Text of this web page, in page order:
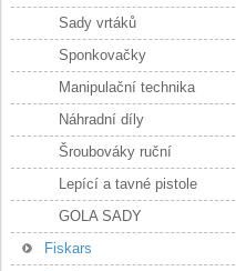
Sady vrtáků
Sponkovačky
Manipulační technika
Náhradní díly
Šroubováky ruční
Lepící a tavné pistole
GOLA SADY
Fiskars